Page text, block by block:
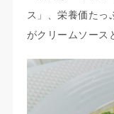
ス」、栄養価たっ
がクリームソース